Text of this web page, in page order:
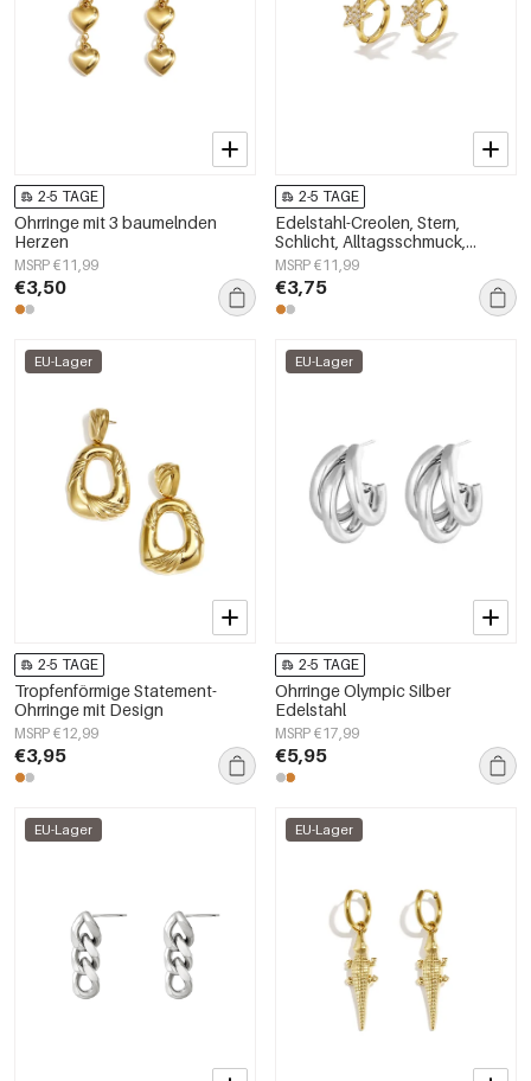
2-5 TAGE
Ohrringe mit 3 baumelnden
Herzen
MSRP €11,99
€3,50
2-5 TAGE
Edelstahl-Creolen, Stern,
Schlicht, Alltagsschmuck,
Damenschmuck
MSRP €11,99
€3,75
EU-Lager
2-5 TAGE
Tropfenförmige Statement-
Ohrringe mit Design
MSRP €12,99
€3,95
EU-Lager
2-5 TAGE
Ohrringe Olympic Silber
Edelstahl
MSRP €17,99
€5,95
EU-Lager EU-Lager